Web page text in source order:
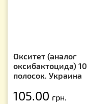
Окситет (аналог
оксибактоцида) 10
полосок. Украина
105.00 грн.